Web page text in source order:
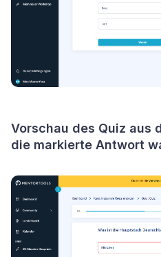
Vorschau des Quiz aus
die markierte Antwort